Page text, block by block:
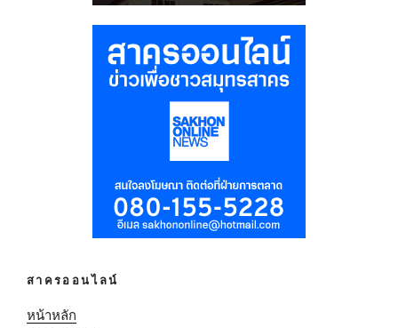
สาครออนไลน์
หน้าหลัก